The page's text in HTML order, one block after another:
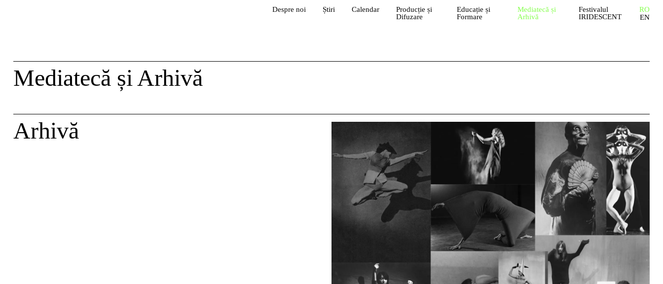
Despre noi Știri Calendar
Producție și
Difuzare
Educație și
Formare
Mediatecă și
Arhivă
Festivalul
IRIDESCENT
RO
EN
Mediatecă și Arhivă
Arhivă